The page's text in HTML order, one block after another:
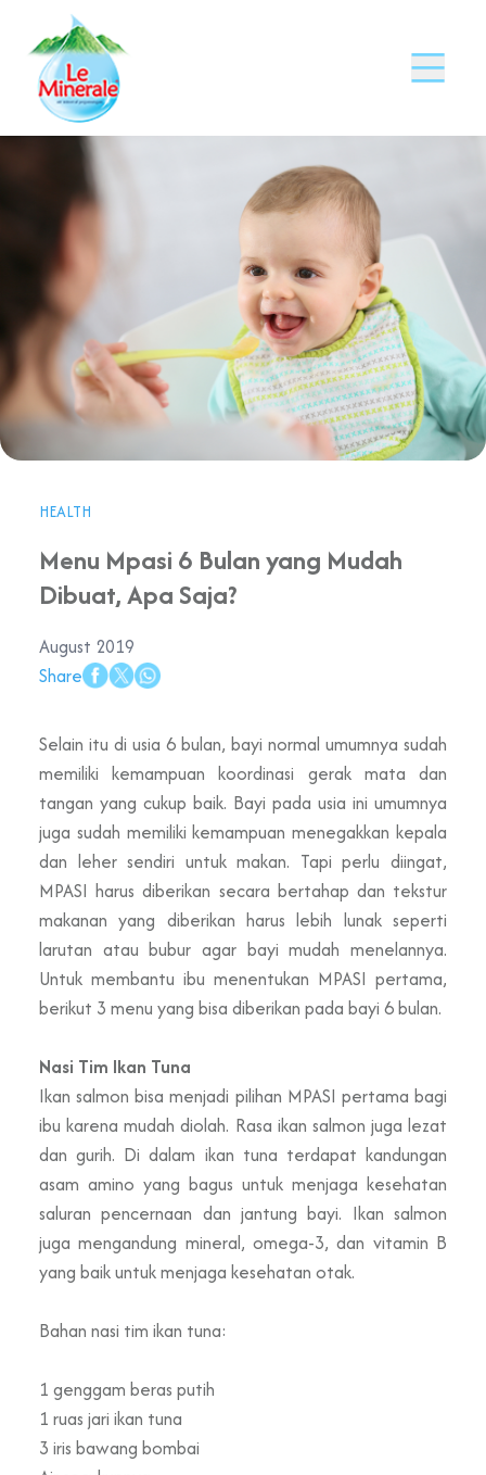
HEALTH
Menu Mpasi 6 Bulan yang Mudah
Dibuat, Apa Saja?
August 2019
Share
Selain itu di usia 6 bulan, bayi normal umumnya sudah
memiliki kemampuan koordinasi gerak mata dan
tangan yang cukup baik. Bayi pada usia ini umumnya
juga sudah memiliki kemampuan menegakkan kepala
dan leher sendiri untuk makan. Tapi perlu diingat,
MPASI harus diberikan secara bertahap dan tekstur
makanan yang diberikan harus lebih lunak seperti
larutan atau bubur agar bayi mudah menelannya.
Untuk membantu ibu menentukan MPASI pertama,
berikut 3 menu yang bisa diberikan pada bayi 6 bulan.
Nasi Tim Ikan Tuna
Ikan salmon bisa menjadi pilihan MPASI pertama bagi
ibu karena mudah diolah. Rasa ikan salmon juga lezat
dan gurih. Di dalam ikan tuna terdapat kandungan
asam amino yang bagus untuk menjaga kesehatan
saluran pencernaan dan jantung bayi. Ikan salmon
juga mengandung mineral, omega-3, dan vitamin B
yang baik untuk menjaga kesehatan otak.
Bahan nasi tim ikan tuna:
1 genggam beras putih
1 ruas jari ikan tuna
3 iris bawang bombai